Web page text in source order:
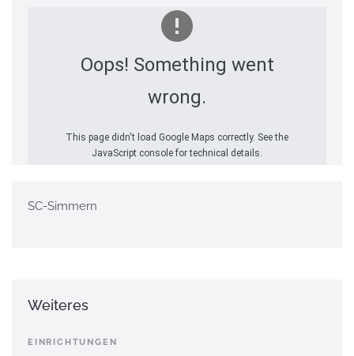
Oops! Something went
wrong.
This page didn't load Google Maps correctly. See the
JavaScript console for technical details.
SC-Simmern
Weiteres
EINRICHTUNGEN